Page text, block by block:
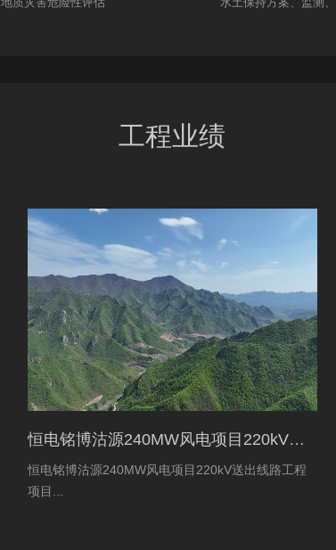
工程业绩
恒电铭博沽源240MW风电项目220kV送出线路工程项目土地复垦验收资料
恒电铭博沽源240MW风电项目220kV送出线路工程
项目...